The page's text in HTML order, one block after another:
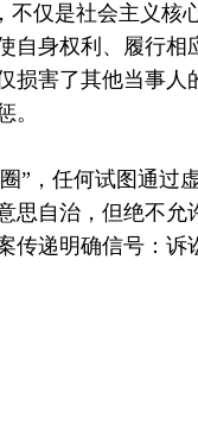
不仅是社会主义核
自身权利、履行
损害了其他当事人
。
”，任何试图通过
思自治，但绝不
传递明确信号：诉